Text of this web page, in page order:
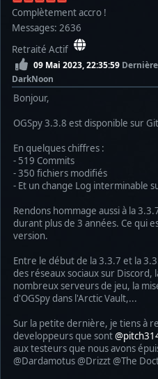
Complètement accro !
Messages: 2636
Retraité Actif
09 Mai 2023, 22:35:59
DarkNoon
Bonjour,
OGSpy 3.3.8 est disponible sur
En quelques chiffres :
- 519 Commits
- 350 fichiers modifiés
- Et un change Log interminable
Rendons hommage aussi à la
durant plus de 3 années. Ce qui
version.
Entre le début de la 3.3.7 et la
des réseaux sociaux sur Discord,
nombreux serveurs de jeu, la
d'OGSpy dans l'Arctic Vault,...
Sur la petite dernière, je tiens à
developpeurs que sont
aux testeurs que nous avons
@Dardamotus @Drizzt @The